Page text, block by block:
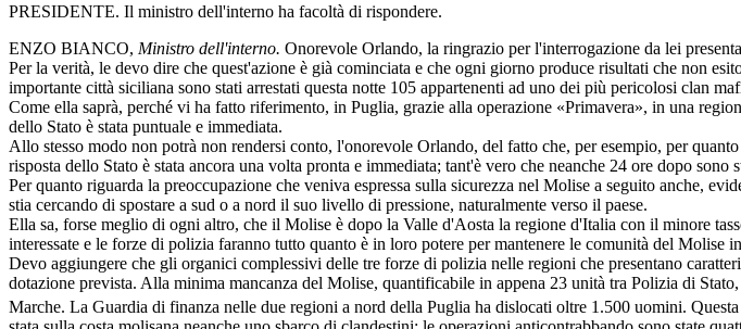
PRESIDENTE. Il ministro dell'interno ha facoltà di rispondere.
ENZO BIANCO, Ministro dell'interno. Onorevole Orlando, la ringrazio per l'interrogazione da lei
Per la verità, le devo dire che quest'azione è già cominciata e che ogni giorno produce risultati che non
importante città siciliana sono stati arrestati questa notte 105 appartenenti ad uno dei più pericolosi clan
Come ella saprà, perché vi ha fatto riferimento, in Puglia, grazie alla operazione «Primavera», in una
dello Stato è stata puntuale e immediata.
Allo stesso modo non potrà non rendersi conto, l'onorevole Orlando, del fatto che, per esempio, per
risposta dello Stato è stata ancora una volta pronta e immediata; tant'è vero che neanche 24 ore dopo
Per quanto riguarda la preoccupazione che veniva espressa sulla sicurezza nel Molise a seguito anche,
stia cercando di spostare a sud o a nord il suo livello di pressione, naturalmente verso il paese.
Ella sa, forse meglio di ogni altro, che il Molise è dopo la Valle d'Aosta la regione d'Italia con il minore
interessate e le forze di polizia faranno tutto quanto è in loro potere per mantenere le comunità del Molise
Devo aggiungere che gli organici complessivi delle tre forze di polizia nelle regioni che presentano
dotazione prevista. Alla minima mancanza del Molise, quantificabile in appena 23 unità tra Polizia di
Marche. La Guardia di finanza nelle due regioni a nord della Puglia ha dislocati oltre 1.500 uomini.